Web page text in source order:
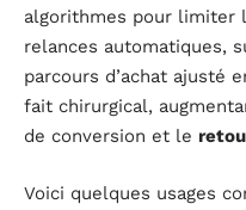
algorithmes pour limiter
relances automatiques,
parcours d’achat ajusté
fait chirurgical,
de conversion et le
Voici quelques usages